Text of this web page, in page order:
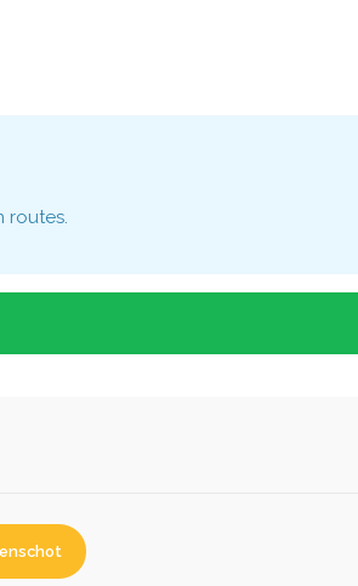
routes.